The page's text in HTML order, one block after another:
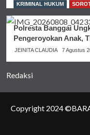
KRIMINAL HUKUM
Polresta Banggai
Pengeroyokan Anak,
JEINITA CLAUDIA 7 Agustus
Redaksi
Copyright 2024